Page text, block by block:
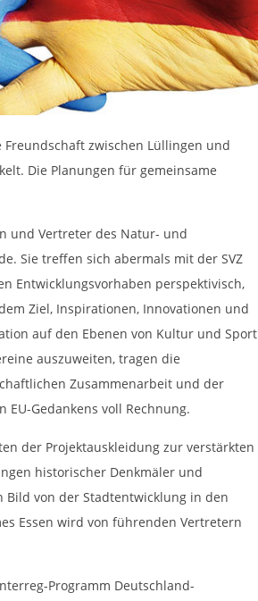
zwischen Lüllingen und
Die Planungen für gemeinsame
und Vertreter des Natur- und
Sie treffen sich abermals mit der SVZ
Entwicklungsvorhaben perspektivisch,
Ziel, Inspirationen, Innovationen und
auf den Ebenen von Kultur und Sport
auszuweiten, tragen die
Zusammenarbeit und der
Gedankens voll Rechnung.
der Projektauskleidung zur verstärkten
historischer Denkmäler und
Bild von der Stadtentwicklung in den
Essen wird von führenden Vertretern
Programm Deutschland-